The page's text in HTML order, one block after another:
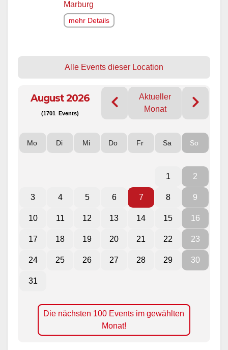
Marburg
mehr Details
Alle Events dieser Location
August 2026
(1701 Events)
Aktueller
Monat
Mo Di Mi Do Fr Sa So
1 2
3 4 5 6 7 8 9
10 11 12 13 14 15 16
17 18 19 20 21 22 23
24 25 26 27 28 29 30
31
Die nächsten 100 Events im gewählten
Monat!